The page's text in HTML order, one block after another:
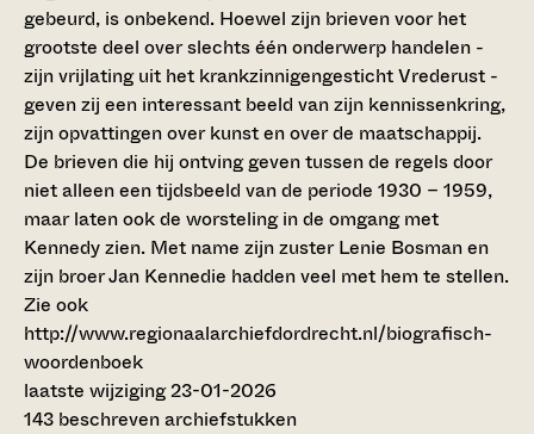
gebeurd, is onbekend. Hoewel zijn brieven voor het
grootste deel over slechts één onderwerp handelen -
zijn vrijlating uit het krankzinnigengesticht Vrederust -
geven zij een interessant beeld van zijn kennissenkring,
zijn opvattingen over kunst en over de maatschappij.
De brieven die hij ontving geven tussen de regels door
niet alleen een tijdsbeeld van de periode 1930 – 1959,
maar laten ook de worsteling in de omgang met
Kennedy zien. Met name zijn zuster Lenie Bosman en
zijn broer Jan Kennedie hadden veel met hem te stellen.
Zie ook
http://www.regionaalarchiefdordrecht.nl/biografisch-
woordenboek
laatste wijziging 23-01-2026
143 beschreven archiefstukken